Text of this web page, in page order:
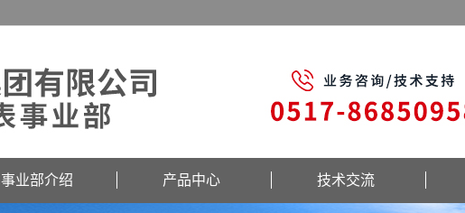
事业部介绍 产品中心 技术交流